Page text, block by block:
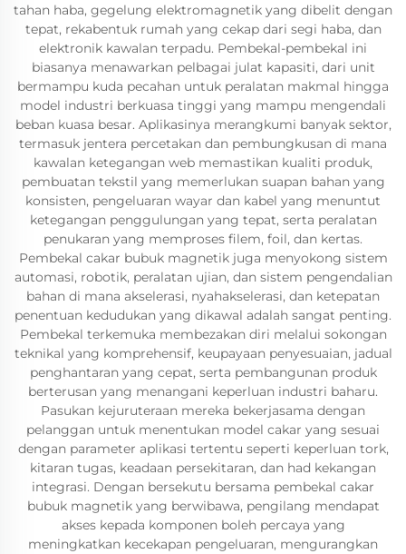
tahan haba, gegelung elektromagnetik yang dibelit dengan
tepat, rekabentuk rumah yang cekap dari segi haba, dan
elektronik kawalan terpadu. Pembekal-pembekal ini
biasanya menawarkan pelbagai julat kapasiti, dari unit
bermampu kuda pecahan untuk peralatan makmal hingga
model industri berkuasa tinggi yang mampu mengendali
beban kuasa besar. Aplikasinya merangkumi banyak sektor,
termasuk jentera percetakan dan pembungkusan di mana
kawalan ketegangan web memastikan kualiti produk,
pembuatan tekstil yang memerlukan suapan bahan yang
konsisten, pengeluaran wayar dan kabel yang menuntut
ketegangan penggulungan yang tepat, serta peralatan
penukaran yang memproses filem, foil, dan kertas.
Pembekal cakar bubuk magnetik juga menyokong sistem
automasi, robotik, peralatan ujian, dan sistem pengendalian
bahan di mana akselerasi, nyahakselerasi, dan ketepatan
penentuan kedudukan yang dikawal adalah sangat penting.
Pembekal terkemuka membezakan diri melalui sokongan
teknikal yang komprehensif, keupayaan penyesuaian, jadual
penghantaran yang cepat, serta pembangunan produk
berterusan yang menangani keperluan industri baharu.
Pasukan kejuruteraan mereka bekerjasama dengan
pelanggan untuk menentukan model cakar yang sesuai
dengan parameter aplikasi tertentu seperti keperluan tork,
kitaran tugas, keadaan persekitaran, dan had kekangan
integrasi. Dengan bersekutu bersama pembekal cakar
bubuk magnetik yang berwibawa, pengilang mendapat
akses kepada komponen boleh percaya yang
meningkatkan kecekapan pengeluaran, mengurangkan